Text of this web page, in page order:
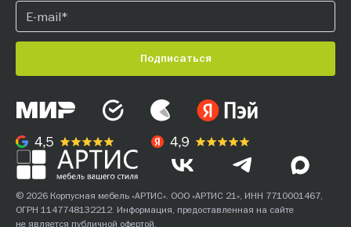
Подписаться
© 2026 Корпусная мебель «АРТИС». ООО «АРТИС 21», ИНН 7710001467,
ОГРН 1147748132212. Информация, предоставленная на сайте
не является публичной офертой.